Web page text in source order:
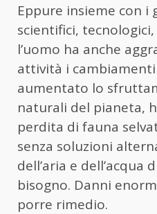
Eppure insieme con i
scientifici,
l’uomo ha anche
attività i
aumentato lo
naturali del pianeta,
perdita di fauna
senza soluzioni
dell’aria e dell’acqua
bisogno. Danni
porre rimedio.